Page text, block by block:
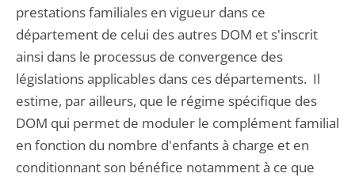
prestations familiales en vigueur dans ce
département de celui des autres DOM et s'inscrit
ainsi dans le processus de convergence des
législations applicables dans ces départements. Il
estime, par ailleurs, que le régime spécifique des
DOM qui permet de moduler le complément familial
en fonction du nombre d'enfants à charge et en
conditionnant son bénéfice notamment à ce que